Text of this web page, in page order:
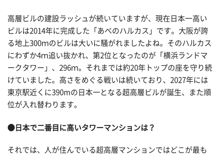
高層ビルの建設ラッシュが続いていますが、現在日本一高い
ビルは2014年に完成した「あべのハルカス」です。大阪が誇
る地上300ｍのビルは大いに騒がれましたよね。そのハルカス
にわずか4ｍ追い抜かれ、第2位となったのが「横浜ランドマ
ークタワー」、296ｍ。それまでは約20年トップの座を守り続
けていました。高さをめぐる戦いは続いており、2027年には
東京駅近くに390mの日本一となる超高層ビルが誕生、また順
位が入れ替わります。
●日本で二番目に高いタワーマンションは？
それでは、人が住んでいる超高層マンションではどこが最も